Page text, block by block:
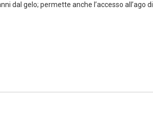
dal gelo; permette anche l’accesso all’ago di